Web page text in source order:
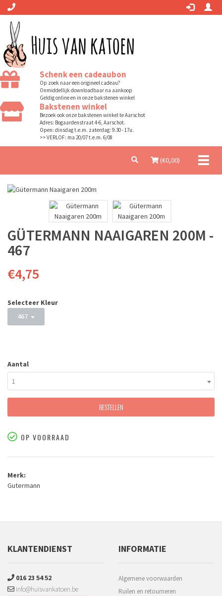
Schenk een cadeaubon
Op zoek naar een origineel cadeau?
Onmiddellijk downloadbaar na aankoop
Geldig online en in onze bakstenen winkel
Bakstenen winkel
Bezoek ook onze bakstenen winkel te Aarschot
Adres: Bogaardenstraat 4-6, Aarschot.
Open: dinsdag t.e.m. zaterdag: 9.30 - 17u.
>> VERLOF: ma 20/07 t.e.m. 6/08
(€0,00)
GÜTERMANN NAAIGAREN 200M -
467
€4,75
Selecteer Kleur
467
Aantal
1
BESTELLEN
OP VOORRAAD
Merk:
Gutermann
KLANTENDIENST
016 23 54 52
info@huisvankatoen.be
INFORMATIE
Algemene voorwaarden
Ruilen en retourneren